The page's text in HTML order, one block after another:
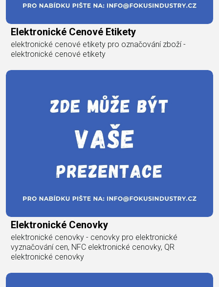
Elektronické Cenové Etikety
elektronické cenové etikety pro označování zboží -
elektronické cenové etikety
Elektronické Cenovky
elektronické cenovky - cenovky pro elektronické
vyznačování cen, NFC elektronické cenovky, QR
elektronické cenovky